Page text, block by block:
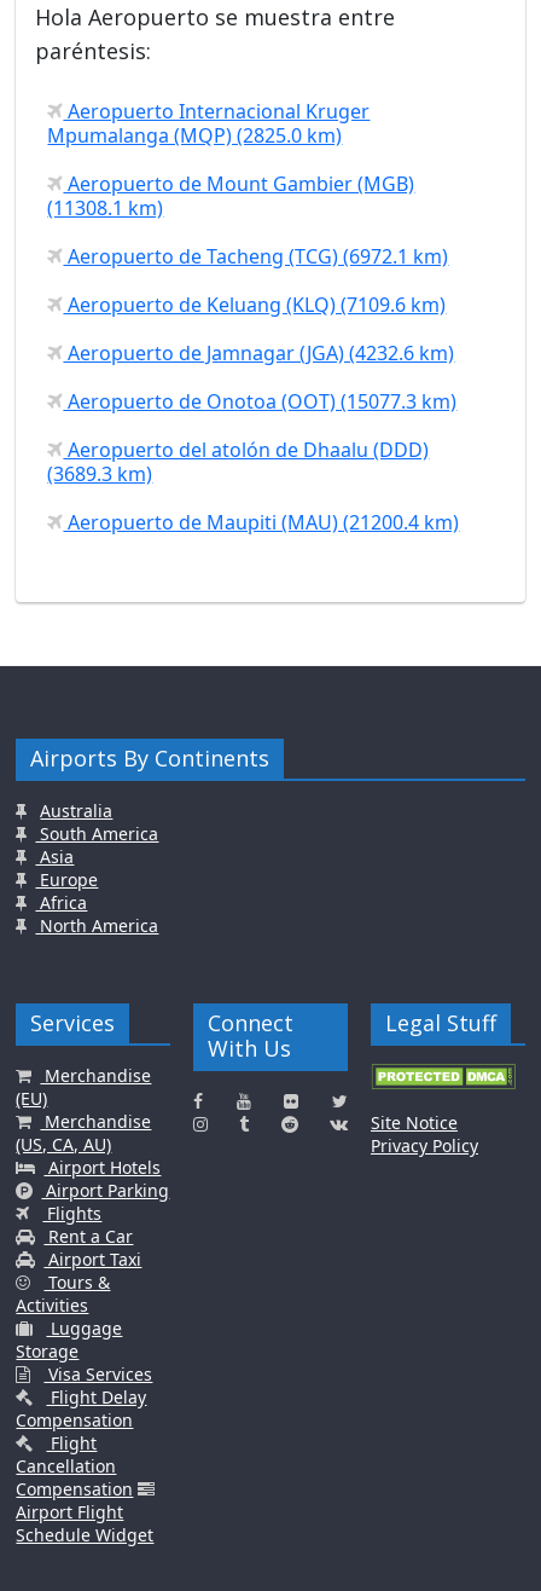
Hola Aeropuerto se muestra entre
paréntesis:
Aeropuerto Internacional Kruger
Mpumalanga (MQP) (2825.0 km)
Aeropuerto de Mount Gambier (MGB)
(11308.1 km)
Aeropuerto de Tacheng (TCG) (6972.1 km)
Aeropuerto de Keluang (KLQ) (7109.6 km)
Aeropuerto de Jamnagar (JGA) (4232.6 km)
Aeropuerto de Onotoa (OOT) (15077.3 km)
Aeropuerto del atolón de Dhaalu (DDD)
(3689.3 km)
Aeropuerto de Maupiti (MAU) (21200.4 km)
Airports By Continents
Australia
South America
Asia
Europe
Africa
North America
Services
Merchandise
(EU)
Merchandise
(US, CA, AU)
Airport Hotels
Airport Parking
Flights
Rent a Car
Airport Taxi
Tours &
Activities
Luggage
Storage
Visa Services
Flight Delay
Compensation
Flight
Cancellation
Compensation
Airport Flight
Schedule Widget
Connect
With Us
Legal Stuff
Site Notice
Privacy Policy